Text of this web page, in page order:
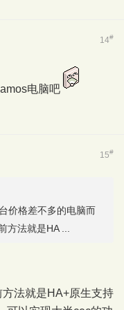
14#
电脑吧
15#
价格差不多的电脑而
法就是HA ...
法就是HA+原生支持